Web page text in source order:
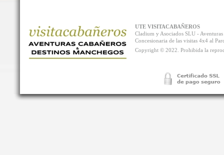
UTE VISITACABAÑEROS
Cladium y Asociados SLU -
Concesionaria de las visitas 4x4 al
Copyright © 2022. Prohibida la